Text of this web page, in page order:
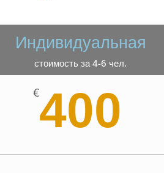
Индивидуальная
стоимость за 4-6 чел.
€400